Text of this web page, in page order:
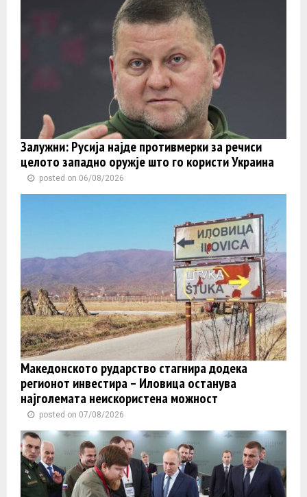
Залужни: Русија најде противмерки за речиси
целото западно оружје што го користи Украина
posted on 06/08/2026
Македонското рударство стагнира додека
регионот инвестира – Иловица останува
најголемата неискористена можност
posted on 07/08/2026